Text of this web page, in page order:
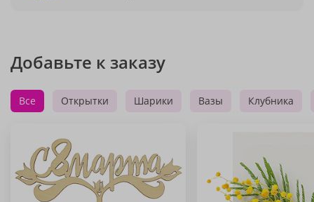
Добавьте к заказу
Все Открытки Шарики Вазы Клубника